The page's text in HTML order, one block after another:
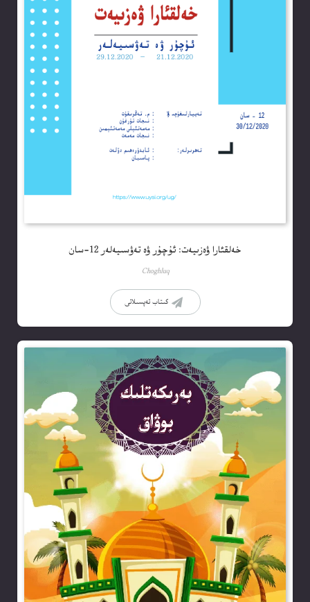
خەلقئارا ۋەزىيەت: ئۇچۇر ۋە تەۋسىيەلەر 12-سان
Choghluq
كىتاب تەپسىلاتى